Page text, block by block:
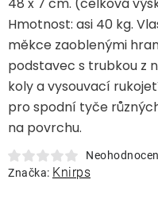
Hmotnost: asi 40 kg.
měkce zaoblenými
podstavec s trubkou z
koly a vysouvací
pro spodní tyče
na povrchu.
Značka: Knirps